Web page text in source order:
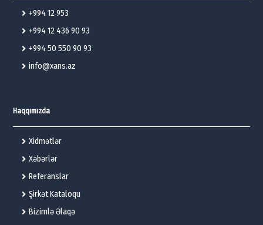
+994 12 953
+994 12 436 90 93
+994 50 550 90 93
info@xans.az
Haqqımızda
Xidmətlər
Xəbərlər
Referanslar
Şirkət Kataloqu
Bizimlə Əlaqə